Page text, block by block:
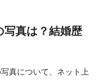
真は？結婚歴
真について、ネット上